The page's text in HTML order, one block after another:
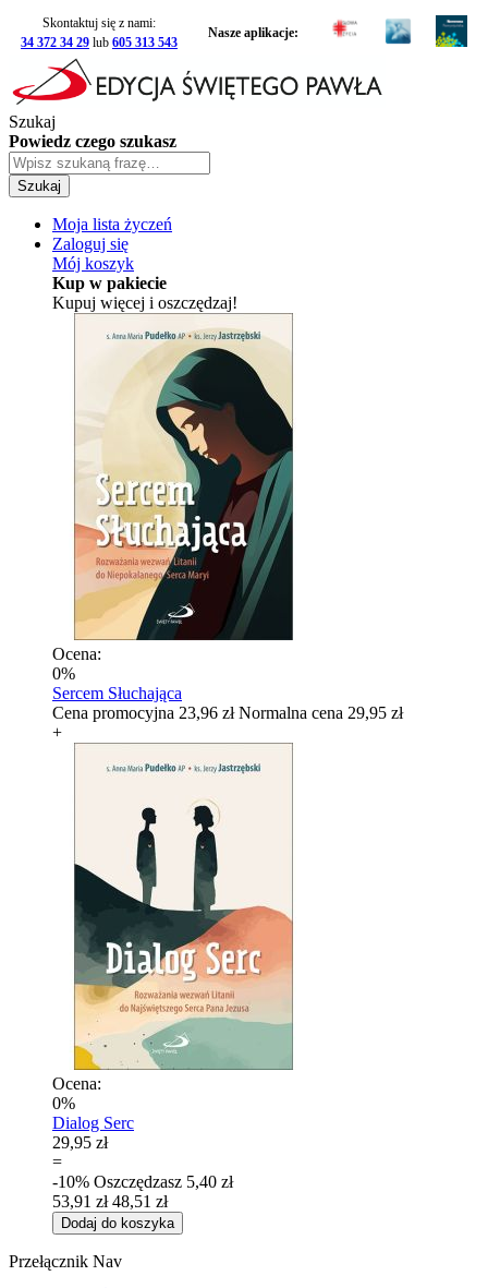
Skontaktuj się z nami:
34 372 34 29 lub 605 313 543
Nasze aplikacje:
Szukaj
Powiedz czego szukasz
Szukaj
Moja lista życzeń
Zaloguj się
Mój koszyk
Kup w pakiecie
Kupuj więcej i oszczędzaj!
Ocena:
0%
Sercem Słuchająca
Cena promocyjna 23,96 zł Normalna cena 29,95 zł
+
Ocena:
0%
Dialog Serc
29,95 zł
=
-10% Oszczędzasz 5,40 zł
53,91 zł 48,51 zł
Dodaj do koszyka
Przełącznik Nav